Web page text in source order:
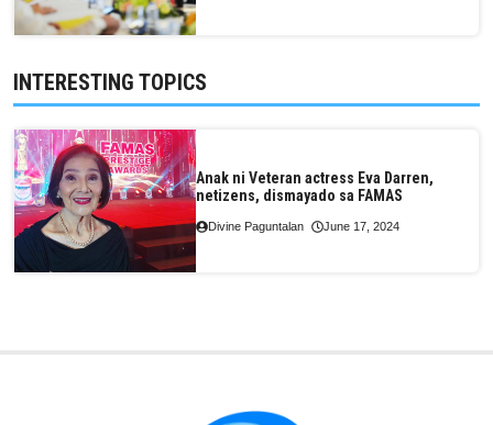
INTERESTING TOPICS
Anak ni Veteran actress Eva Darren,
netizens, dismayado sa FAMAS
Divine Paguntalan June 17, 2024